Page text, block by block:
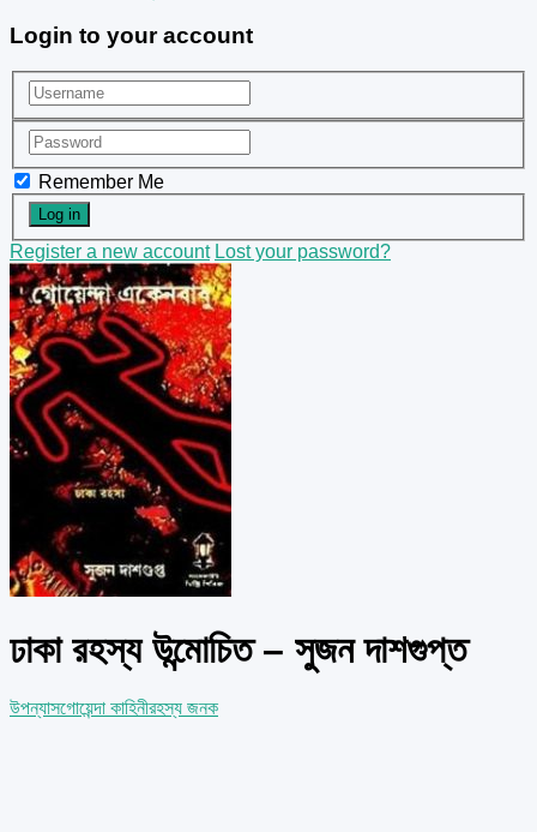
Login to your account
Remember Me
Register a new account Lost your password?
ঢাকা রহস্য উন্মোচিত – সুজন দাশগুপ্ত
উপন্যাসগোয়েন্দা কাহিনীরহস্য জনক